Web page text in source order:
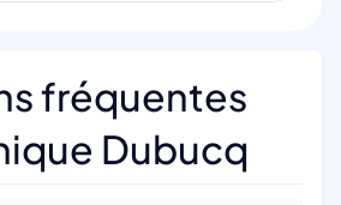
fréquentes
Dubucq